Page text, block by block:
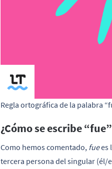
Regla ortográfica de la palabra
¿Cómo se escribe
Como hemos comentado, fuees
tercera persona del singular (él/